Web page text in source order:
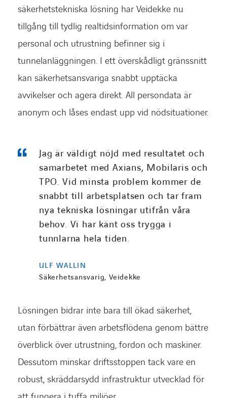
säkerhetstekniska lösning har Veidekke nu
tillgång till tydlig realtidsinformation om var
personal och utrustning befinner sig i
tunnelanläggningen. I ett överskådligt gränssnitt
kan säkerhetsansvariga snabbt upptäcka
avvikelser och agera direkt. All persondata är
anonym och låses endast upp vid nödsituationer.
Jag är väldigt nöjd med resultatet och
samarbetet med Axians, Mobilaris och
TPO. Vid minsta problem kommer de
snabbt till arbetsplatsen och tar fram
nya tekniska lösningar utifrån våra
behov. Vi har känt oss trygga i
tunnlarna hela tiden.
ULF WALLIN
Säkerhetsansvarig, Veidekke
Lösningen bidrar inte bara till ökad säkerhet,
utan förbättrar även arbetsflödena genom bättre
överblick över utrustning, fordon och maskiner.
Dessutom minskar driftsstoppen tack vare en
robust, skräddarsydd infrastruktur utvecklad för